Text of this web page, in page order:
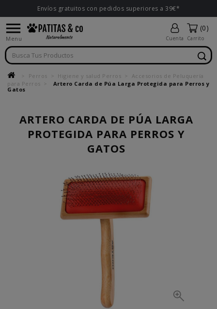
Envíos gratuitos con pedidos superiores a 39€*

Menu Cuenta
(0)
Carrito
Perros Higiene y salud Perros
Accesorios de Peluquería
para Perros
Artero Carda de Púa Larga Protegida para Perros y
Gatos
ARTERO CARDA DE PÚA LARGA
PROTEGIDA PARA PERROS Y
GATOS